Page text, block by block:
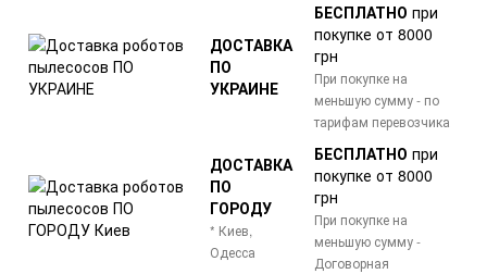
ДОСТАВКА
ПО
УКРАИНЕ
БЕСПЛАТНО при
покупке от 8000
грн
При покупке на
меньшую сумму - по
тарифам перевозчика
ДОСТАВКА
ПО
ГОРОДУ
* Киев,
Одесса
БЕСПЛАТНО при
покупке от 8000
грн
При покупке на
меньшую сумму -
Договорная